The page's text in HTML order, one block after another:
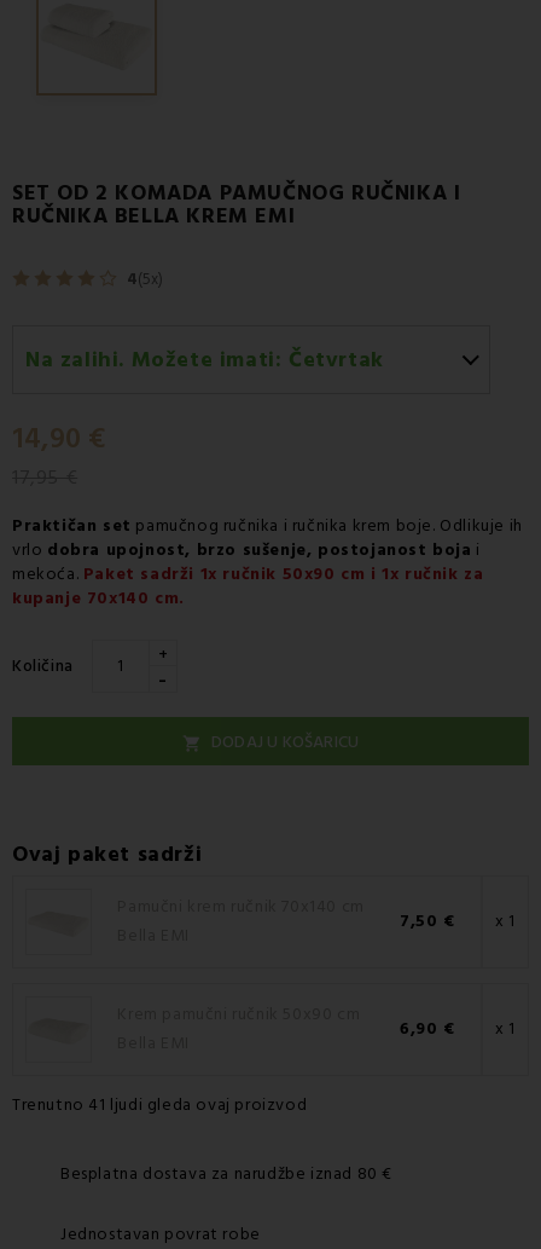
SET OD 2 KOMADA PAMUČNOG RUČNIKA I
RUČNIKA BELLA KREM EMI
4(5x)
Na zalihi. Možete imati: Četvrtak
14,90 €
Praktičan set pamučnog ručnika i ručnika krem boje. Odlikuje ih
vrlo dobra upojnost, brzo sušenje, postojanost boja i
mekoća. Paket sadrži 1x ručnik 50x90 cm i 1x ručnik za
kupanje 70x140 cm.
Količina +
-
 DODAJ U KOŠARICU
Ovaj paket sadrži
7,50 € x 1
6,90 € x 1
Trenutno 41 ljudi gleda ovaj proizvod
Besplatna dostava za narudžbe iznad 80 €
Jednostavan povrat robe